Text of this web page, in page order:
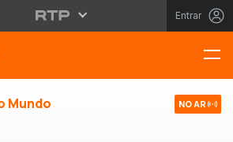
Entrar
Mundo NO AR